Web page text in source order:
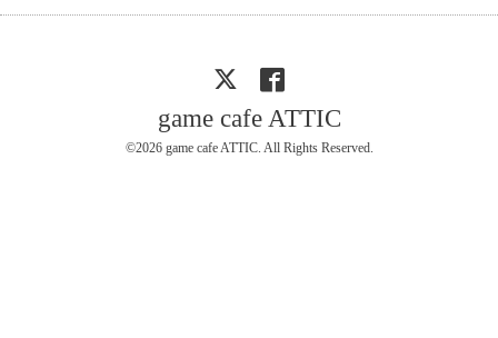
game cafe ATTIC
©2026 game cafe ATTIC. All Rights Reserved.